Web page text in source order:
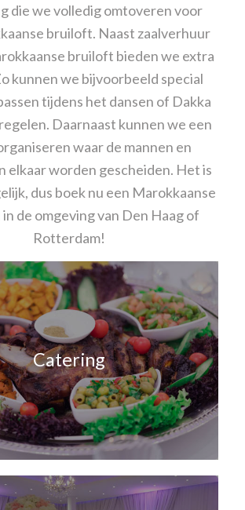
die we volledig omtoveren voor
bruiloft. Naast zaalverhuur
bruiloft bieden we extra
kunnen we bijvoorbeeld special
tijdens het dansen of Dakka
Daarnaast kunnen we een
waar de mannen en
elkaar worden gescheiden. Het is
dus boek nu een Marokkaanse
de omgeving van Den Haag of
Rotterdam!
Catering